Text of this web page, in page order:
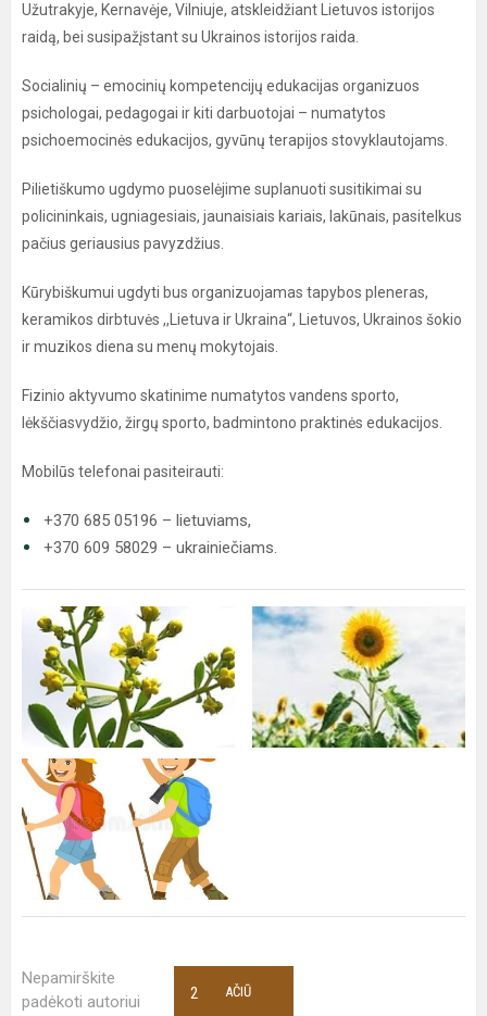
Užutrakyje, Kernavėje, Vilniuje, atskleidžiant Lietuvos istorijos
raidą, bei susipažįstant su Ukrainos istorijos raida.
Socialinių – emocinių kompetencijų edukacijas organizuos
psichologai, pedagogai ir kiti darbuotojai – numatytos
psichoemocinės edukacijos, gyvūnų terapijos stovyklautojams.
Pilietiškumo ugdymo puoselėjime suplanuoti susitikimai su
policininkais, ugniagesiais, jaunaisiais kariais, lakūnais, pasitelkus
pačius geriausius pavyzdžius.
Kūrybiškumui ugdyti bus organizuojamas tapybos pleneras,
keramikos dirbtuvės ,,Lietuva ir Ukraina“, Lietuvos, Ukrainos šokio
ir muzikos diena su menų mokytojais.
Fizinio aktyvumo skatinime numatytos vandens sporto,
lėkščiasvydžio, žirgų sporto, badmintono praktinės edukacijos.
Mobilūs telefonai pasiteirauti:
+370 685 05196 – lietuviams,
+370 609 58029 – ukrainiečiams.
Nepamirškite
padėkoti autoriui
AČIŪ
2